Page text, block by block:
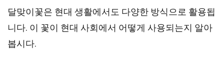
달맞이꽃은 현대 생활에서도 다양한 방식으로 활용됩
니다. 이 꽃이 현대 사회에서 어떻게 사용되는지 알아
봅시다.